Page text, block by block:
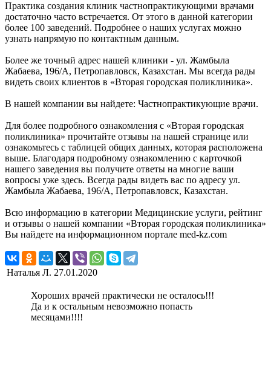
Практика создания клиник частнопрактикующими врачами
достаточно часто встречается. От этого в данной категории
более 100 заведений. Подробнее о наших услугах можно
узнать напрямую по контактным данным.
Более же точный адрес нашей клиники - ул. Жамбыла
Жабаева, 196/А, Петропавловск, Казахстан. Мы всегда рады
видеть своих клиентов в «Вторая городская поликлиника».
В нашей компании вы найдете: Частнопрактикующие врачи.
Для более подробного ознакомления с «Вторая городская
поликлиника» прочитайте отзывы на нашей странице или
ознакомьтесь с таблицей общих данных, которая расположена
выше. Благодаря подробному ознакомлению с карточкой
нашего заведения вы получите ответы на многие ваши
вопросы уже здесь. Всегда рады видеть вас по адресу ул.
Жамбыла Жабаева, 196/А, Петропавловск, Казахстан.
Всю информацию в категории Медицинские услуги, рейтинг
и отзывы о нашей компании «Вторая городская поликлиника»
Вы найдете на информационном портале med-kz.com
Наталья Л. 27.01.2020
Хороших врачей практически не осталось!!!
Да и к остальным невозможно попасть
месяцами!!!!